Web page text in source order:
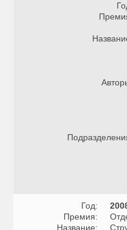
Год:
Премия:
Название: